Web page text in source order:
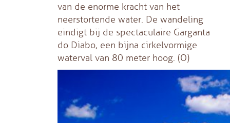
van de enorme kracht van het
neerstortende water. De wandeling
eindigt bij de spectaculaire Garganta
do Diabo, een bijna cirkelvormige
waterval van 80 meter hoog. (O)